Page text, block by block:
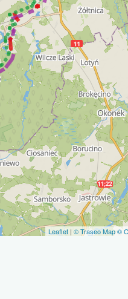
Leaflet | © Traseo Map©